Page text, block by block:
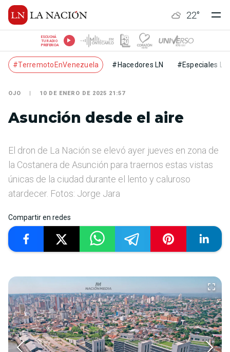
22°
ESCUCHÁ
TU RADIO
PREFERIDA
#TerremotoEnVenezuela #Hacedores LN #Especiales LN
OJO 10 DE ENERO DE 2025 21:57
Asunción desde el aire
El dron de La Nación se elevó ayer jueves en zona de
la Costanera de Asunción para traernos estas vistas
únicas de la ciudad durante el lento y caluroso
atardecer. Fotos: Jorge Jara
Compartir en redes